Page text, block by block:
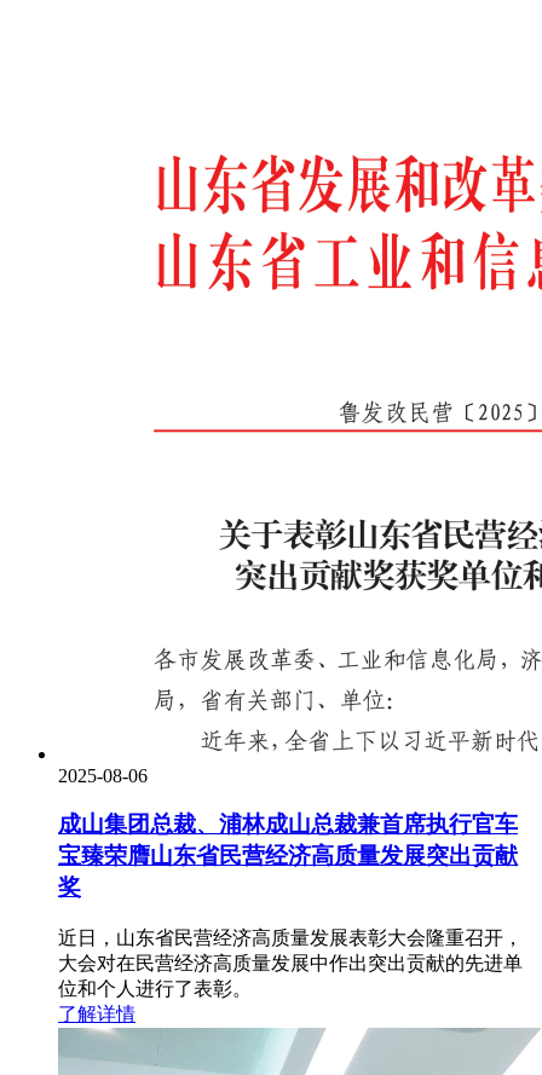
2025-08-06
成山集团总裁、浦林成山总裁兼首席执行官车
宝臻荣膺山东省民营经济高质量发展突出贡献
奖
近日，山东省民营经济高质量发展表彰大会隆重召开，
大会对在民营经济高质量发展中作出突出贡献的先进单
位和个人进行了表彰。
了解详情